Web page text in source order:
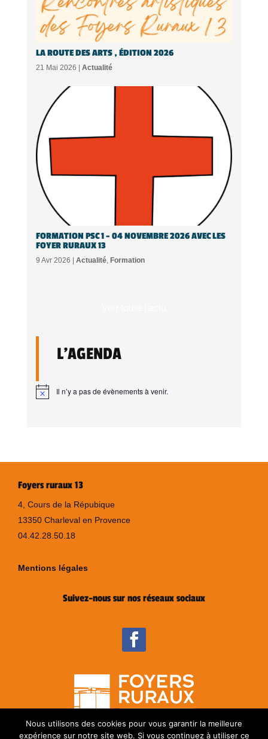
LA ROUTE DES ARTS , ÉDITION 2026
21 Mai 2026 | Actualité
FORMATION PSC 1 – 04 NOVEMBRE 2026 AVEC LES
FOYER RURAUX 13
9 Avr 2026 | Actualité, Formation
L'AGENDA
Il n’y a pas de évènements à venir.
Foyers ruraux 13
4, Cours de la Répubique
13350 Charleval en Provence
04.42.28.50.18
Mentions légales
Suivez-nous sur nos réseaux sociaux
Nous utilisons des cookies pour vous garantir la meilleure
expérience sur notre site web. Si vous continuez à utiliser ce